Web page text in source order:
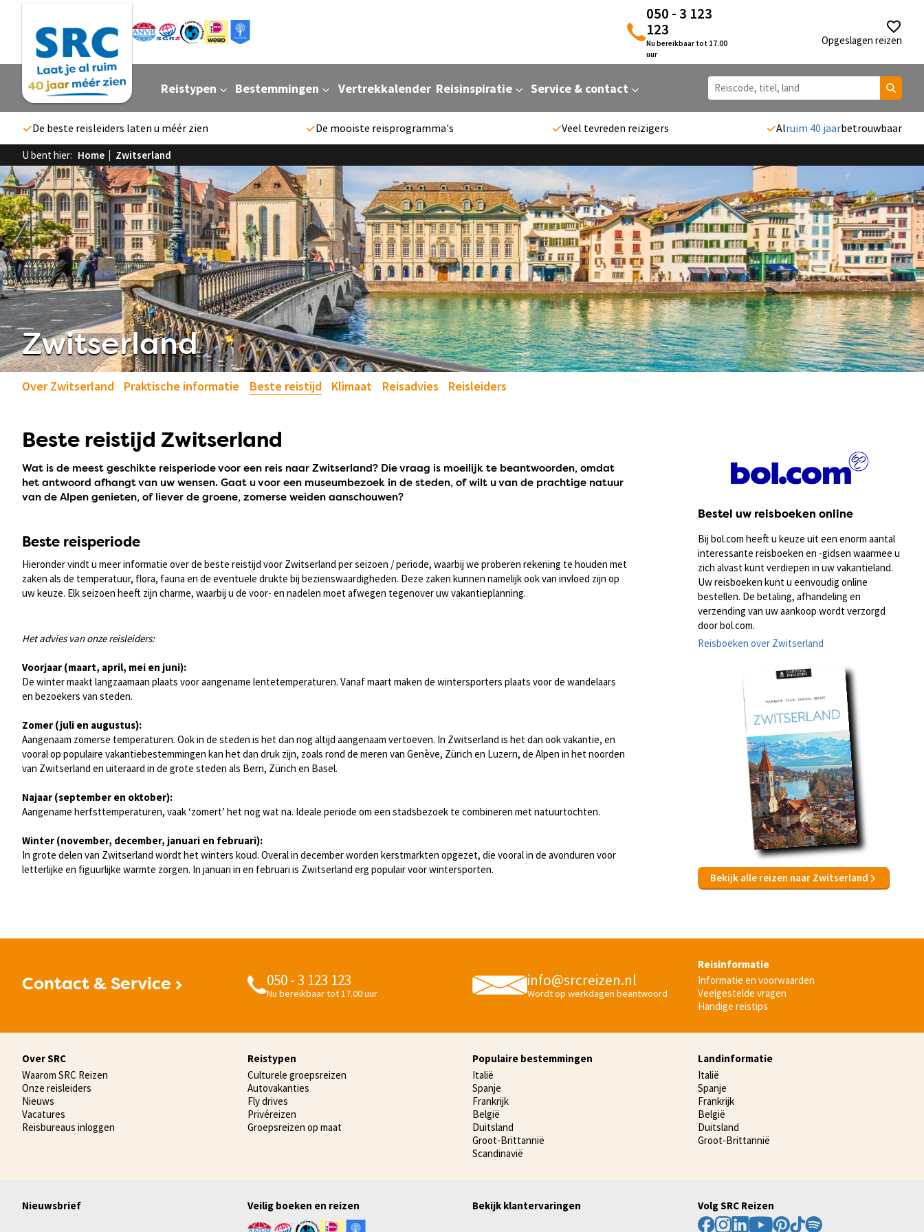
050 - 3 123
123
Nu bereikbaar tot 17.00
uur
Opgeslagen reizen
Reistypen Bestemmingen Vertrekkalender Reisinspiratie Service & contact
De beste reisleiders laten u méér zien De mooiste reisprogramma's Veel tevreden reizigers Alruim 40 jaarbetrouwbaar
U bent hier: Home Zwitserland
Zwitserland
Over Zwitserland Praktische informatie Beste reistijd Klimaat Reisadvies Reisleiders
Beste reistijd Zwitserland
Wat is de meest geschikte reisperiode voor een reis naar Zwitserland? Die vraag is moeilijk te beantwoorden, omdat
het antwoord afhangt van uw wensen. Gaat u voor een museumbezoek in de steden, of wilt u van de prachtige natuur
van de Alpen genieten, of liever de groene, zomerse weiden aanschouwen?
Beste reisperiode
Hieronder vindt u meer informatie over de beste reistijd voor Zwitserland per seizoen / periode, waarbij we proberen rekening te houden met
zaken als de temperatuur, flora, fauna en de eventuele drukte bij bezienswaardigheden. Deze zaken kunnen namelijk ook van invloed zijn op
uw keuze. Elk seizoen heeft zijn charme, waarbij u de voor- en nadelen moet afwegen tegenover uw vakantieplanning.
Het advies van onze reisleiders:
Voorjaar (maart, april, mei en juni):
De winter maakt langzaamaan plaats voor aangename lentetemperaturen. Vanaf maart maken de wintersporters plaats voor de wandelaars
en bezoekers van steden.
Zomer (juli en augustus):
Aangenaam zomerse temperaturen. Ook in de steden is het dan nog altijd aangenaam vertoeven. In Zwitserland is het dan ook vakantie, en
vooral op populaire vakantiebestemmingen kan het dan druk zijn, zoals rond de meren van Genève, Zürich en Luzern, de Alpen in het noorden
van Zwitserland en uiteraard in de grote steden als Bern, Zürich en Basel.
Najaar (september en oktober):
Aangename herfsttemperaturen, vaak ‘zomert’ het nog wat na. Ideale periode om een stadsbezoek te combineren met natuurtochten.
Winter (november, december, januari en februari):
In grote delen van Zwitserland wordt het winters koud. Overal in december worden kerstmarkten opgezet, die vooral in de avonduren voor
letterlijke en figuurlijke warmte zorgen. In januari in en februari is Zwitserland erg populair voor wintersporten.
Bestel uw reisboeken online
Bij bol.com heeft u keuze uit een enorm aantal
interessante reisboeken en -gidsen waarmee u
zich alvast kunt verdiepen in uw vakantieland.
Uw reisboeken kunt u eenvoudig online
bestellen. De betaling, afhandeling en
verzending van uw aankoop wordt verzorgd
door bol.com.
Reisboeken over Zwitserland
Bekijk alle reizen naar Zwitserland
Contact & Service 050 - 3 123 123
Nu bereikbaar tot 17.00 uur
info@srcreizen.nl
Wordt op werkdagen beantwoord
Reisinformatie
Informatie en voorwaarden
Veelgestelde vragen
Handige reistips
Over SRC
Waarom SRC Reizen
Onze reisleiders
Nieuws
Vacatures
Reisbureaus inloggen
Reistypen
Culturele groepsreizen
Autovakanties
Fly drives
Privéreizen
Groepsreizen op maat
Populaire bestemmingen
Italië
Spanje
Frankrijk
België
Duitsland
Groot-Brittannië
Scandinavië
Landinformatie
Italië
Spanje
Frankrijk
België
Duitsland
Groot-Brittannië
Nieuwsbrief Veilig boeken en reizen Bekijk klantervaringen Volg SRC Reizen